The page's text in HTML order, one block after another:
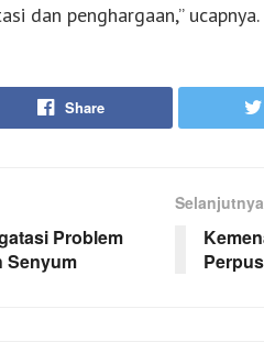
dan penghargaan,” ucapnya.
Share
Problem
Senyum
Selanjutnya